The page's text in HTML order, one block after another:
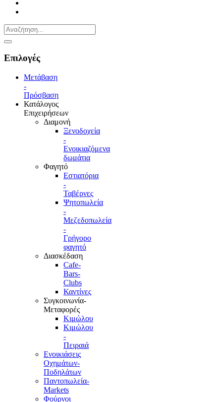
Επιλογές
Μετάβαση
-
Πρόσβαση
Κατάλογος
Επιχειρήσεων
Διαμονή
Ξενοδοχεία
-
Ενοικιαζόμενα
δωμάτια
Φαγητό
Εστιατόρια
-
Ταβέρνες
Ψητοπωλεία
-
Μεζεδοπωλεία
-
Γρήγορο
φαγητό
Διασκέδαση
Cafe-
Bars-
Clubs
Καντίνες
Συγκοινωνία-
Μεταφορές
Κιμώλου
Κιμώλου
-
Πειραιά
Ενοικιάσεις
Οχημάτων-
Ποδηλάτων
Παντοπωλεία-
Markets
Φούρνοι